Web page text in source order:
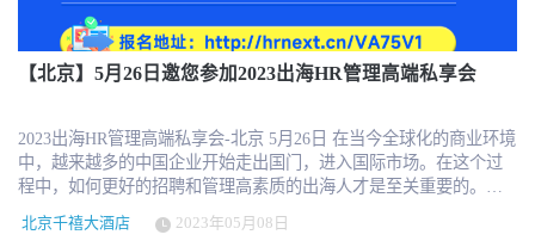
【北京】5月26日邀您参加2023出海HR管理高端私享会
2023出海HR管理高端私享会-北京 5月26日 在当今全球化的商业环境
中，越来越多的中国企业开始走出国门，进入国际市场。在这个过
程中，如何更好的招聘和管理高素质的出海人才是至关重要的。
HRTech出海俱乐部特别举办高端私享会，邀请不同行业的专家就海
外的人力资源管理和人才招聘，应对文化差异，处理劳动法律法规
北京千禧大酒店 2023年05月08日